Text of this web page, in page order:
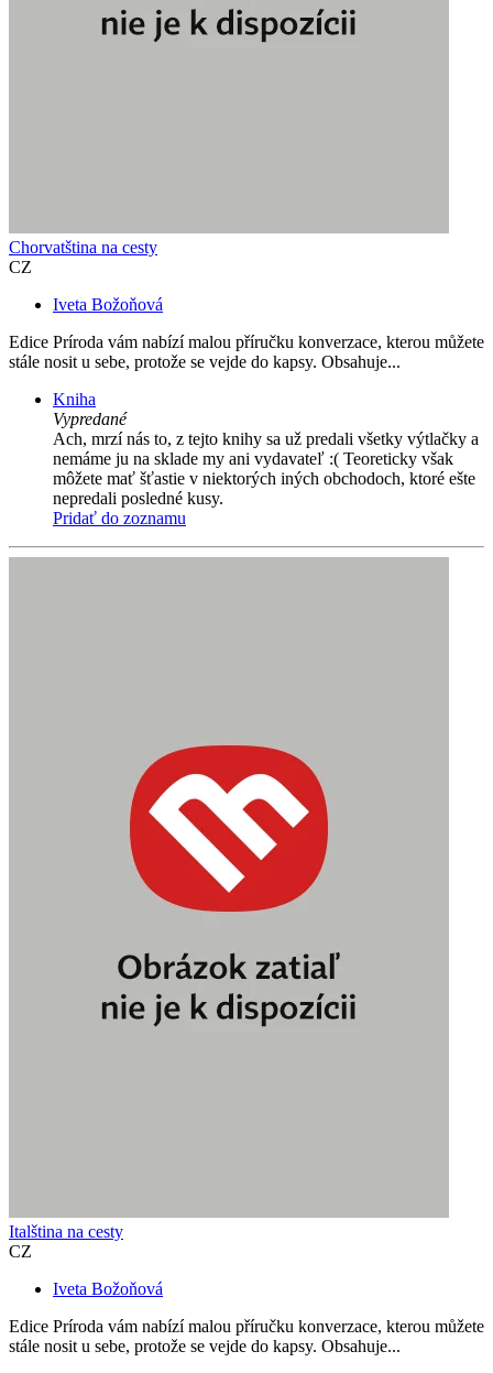
Chorvatština na cesty
CZ
Iveta Božoňová
Edice Príroda vám nabízí malou příručku konverzace, kterou můžete
stále nosit u sebe, protože se vejde do kapsy. Obsahuje...
Kniha
Vypredané
Ach, mrzí nás to, z tejto knihy sa už predali všetky výtlačky a
nemáme ju na sklade my ani vydavateľ :( Teoreticky však
môžete mať šťastie v niektorých iných obchodoch, ktoré ešte
nepredali posledné kusy.
Pridať do zoznamu
Italština na cesty
CZ
Iveta Božoňová
Edice Príroda vám nabízí malou příručku konverzace, kterou můžete
stále nosit u sebe, protože se vejde do kapsy. Obsahuje...